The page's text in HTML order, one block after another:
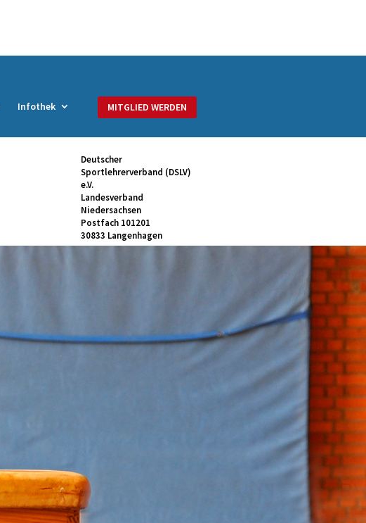
Infothek
MITGLIED WERDEN
Deutscher
Sportlehrerverband (DSLV)
e.V.
Landesverband
Niedersachsen
Postfach 101201
30833 Langenhagen